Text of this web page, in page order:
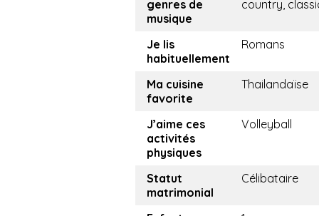
genres de
musique
country,
Je lis
habituellement
Romans
Ma cuisine
favorite
Thailandaïse
J’aime ces
activités
physiques
Volleyball
Statut
matrimonial
Célibataire